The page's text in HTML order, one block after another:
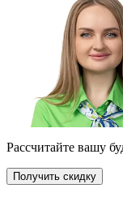
Рассчитайте вашу
Получить скидку